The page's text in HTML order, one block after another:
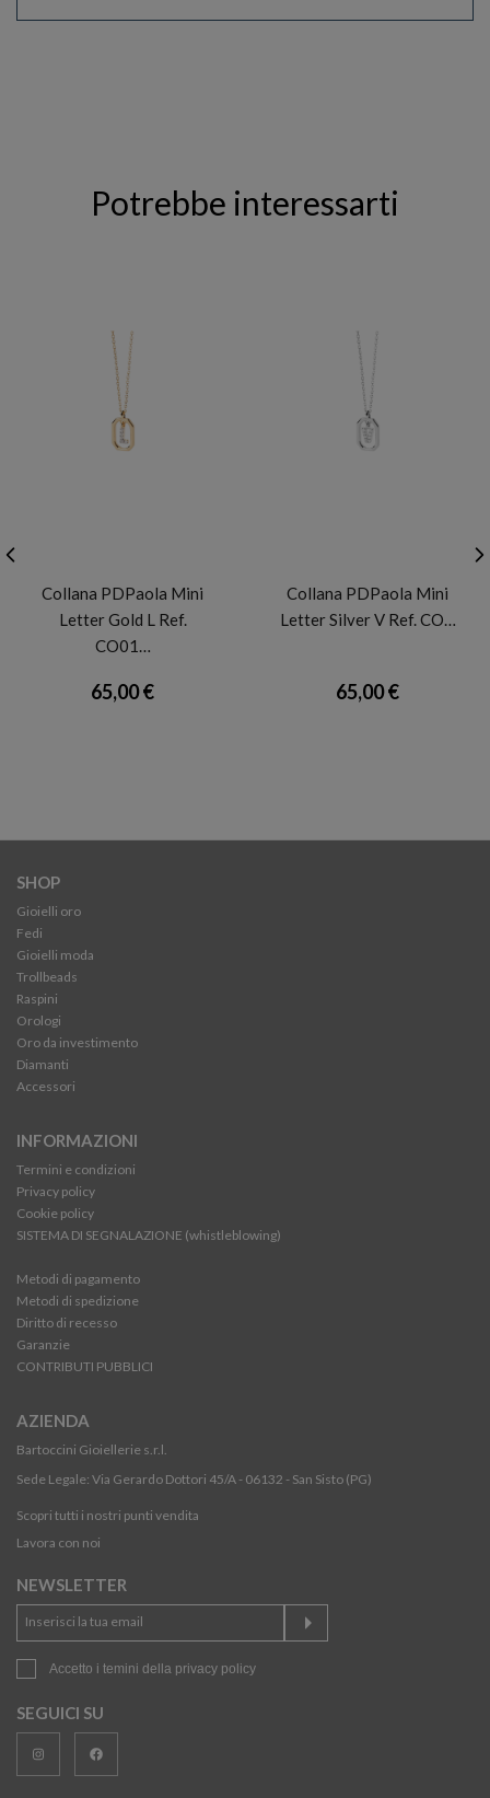
Potrebbe interessarti
Collana PDPaola Mini
Letter Gold L Ref.
CO01…
65,00 €
Collana PDPaola Mini
Letter Silver V Ref. CO…
65,00 €
SHOP
Gioielli oro
Fedi
Gioielli moda
Trollbeads
Raspini
Orologi
Oro da investimento
Diamanti
Accessori
INFORMAZIONI
Termini e condizioni
Privacy policy
Cookie policy
SISTEMA DI SEGNALAZIONE (whistleblowing)
Metodi di pagamento
Metodi di spedizione
Diritto di recesso
Garanzie
CONTRIBUTI PUBBLICI
AZIENDA
Bartoccini Gioiellerie s.r.l.
Sede Legale: Via Gerardo Dottori 45/A - 06132 - San Sisto (PG)
Scopri tutti i nostri punti vendita
Lavora con noi
NEWSLETTER
Accetto i temini della privacy policy
SEGUICI SU